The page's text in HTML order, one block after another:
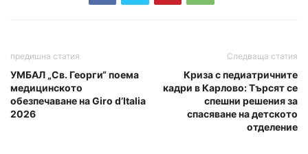
предишна статия
УМБАЛ „Св. Георги“ поема
медицинското
обезпечаване на Giro d’Italia
2026
Следваща статия
Криза с педиатричните
кадри в Карлово: Търсят се
спешни решения за
спасяване на детското
отделение